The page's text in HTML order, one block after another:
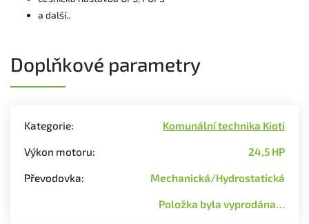
a další..
Doplňkové parametry
Kategorie: Komunální technika Kioti
Výkon motoru: 24,5 HP
Převodovka: Mechanická/Hydrostatická
Položka byla vyprodána…